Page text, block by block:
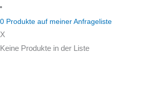
Zum
Inhalt
springen
0 Produkte auf meiner Anfrageliste
X
Keine Produkte in der Liste